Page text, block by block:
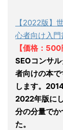
【2022版】
心者向け入門
【価格：500
SEOコンサ
者向けの本
します。
2022年版に
分の分量で
た。